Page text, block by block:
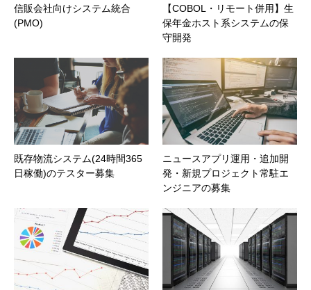
信販会社向けシステム統合
(PMO)
【COBOL・リモート併用】生
保年金ホスト系システムの保
守開発
既存物流システム(24時間365
日稼働)のテスター募集
ニュースアプリ運用・追加開
発・新規プロジェクト常駐エ
ンジニアの募集